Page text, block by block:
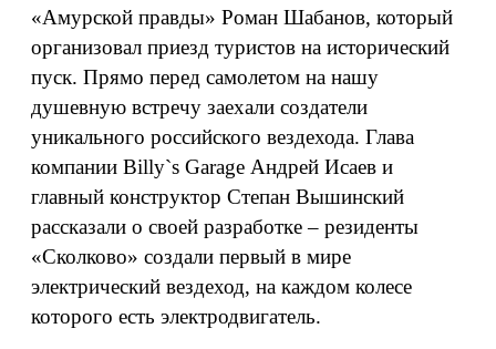
«Амурской правды» Роман Шабанов, который
организовал приезд туристов на исторический
пуск. Прямо перед самолетом на нашу
душевную встречу заехали создатели
уникального российского вездехода. Глава
компании Billy`s Garage Андрей Исаев и
главный конструктор Степан Вышинский
рассказали о своей разработке – резиденты
«Сколково» создали первый в мире
электрический вездеход, на каждом колесе
которого есть электродвигатель.